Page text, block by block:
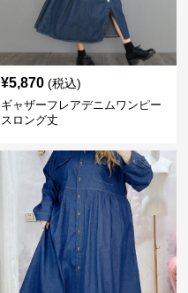
¥5,870 (税込)
ギャザーフレアデニムワンピー
スロング丈